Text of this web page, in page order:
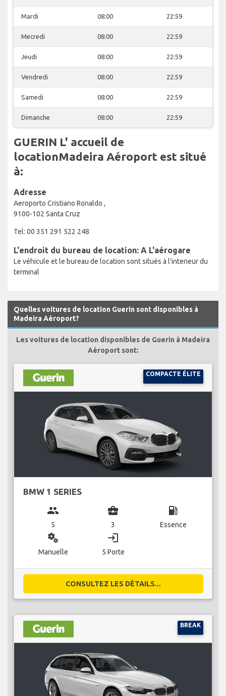
Mardi 08:00 22:59
Mecredi 08:00 22:59
Jeudi 08:00 22:59
Vendredi 08:00 22:59
Samedi 08:00 22:59
Dimanche 08:00 22:59
GUERIN L' accueil de
locationMadeira Aéroport est situé
à:
Adresse
Aeroporto Cristiano Ronaldo ,
9100-102 Santa Cruz
Tel: 00 351 291 522 248
L'endroit du bureau de location: A L'aérogare
Le véhicule et le bureau de location sont situés à l'interieur du
terminal
Quelles voitures de location Guerin sont disponibles à
Madeira Aéroport?
Les voitures de location disponibles de Guerin à Madeira
Aéroport sont:
COMPACTE ÉLITE
BMW 1 SERIES
group
5
business_center
3
local_gas_station
Essence
miscellaneous_services
Manuelle
login
5 Porte
CONSULTEZ LES DÉTAILS...
BREAK